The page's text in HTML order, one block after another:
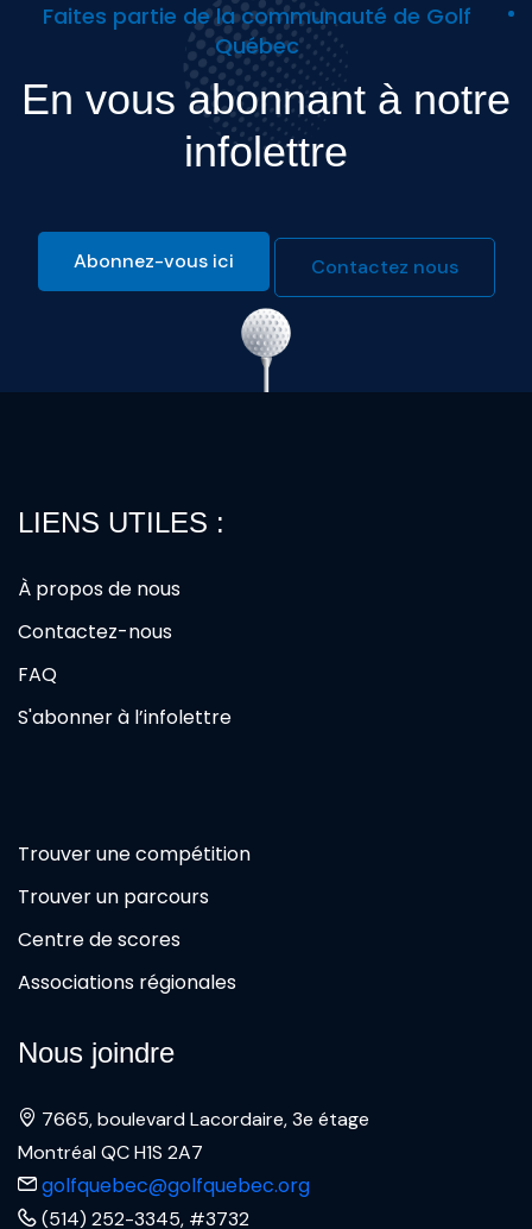
Faites partie de la communauté de Golf
Québec
En vous abonnant à notre
infolettre
Abonnez-vous ici Contactez nous
LIENS UTILES :
À propos de nous
Contactez-nous
FAQ
S'abonner à l’infolettre
Trouver une compétition
Trouver un parcours
Centre de scores
Associations régionales
Nous joindre
7665, boulevard Lacordaire, 3e étage
Montréal QC H1S 2A7
golfquebec@golfquebec.org
(514) 252-3345, #3732